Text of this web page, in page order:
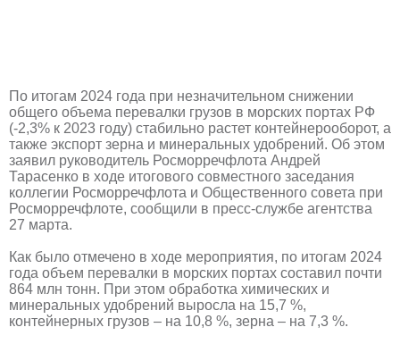
По итогам 2024 года при незначительном снижении
общего объема перевалки грузов в морских портах РФ
(-2,3% к 2023 году) стабильно растет контейнерооборот, а
также экспорт зерна и минеральных удобрений. Об этом
заявил руководитель Росморречфлота Андрей
Тарасенко в ходе итогового совместного заседания
коллегии Росморречфлота и Общественного совета при
Росморречфлоте, сообщили в пресс-службе агентства
27 марта.
Как было отмечено в ходе мероприятия, по итогам 2024
года объем перевалки в морских портах составил почти
864 млн тонн. При этом обработка химических и
минеральных удобрений выросла на 15,7 %,
контейнерных грузов – на 10,8 %, зерна – на 7,3 %.